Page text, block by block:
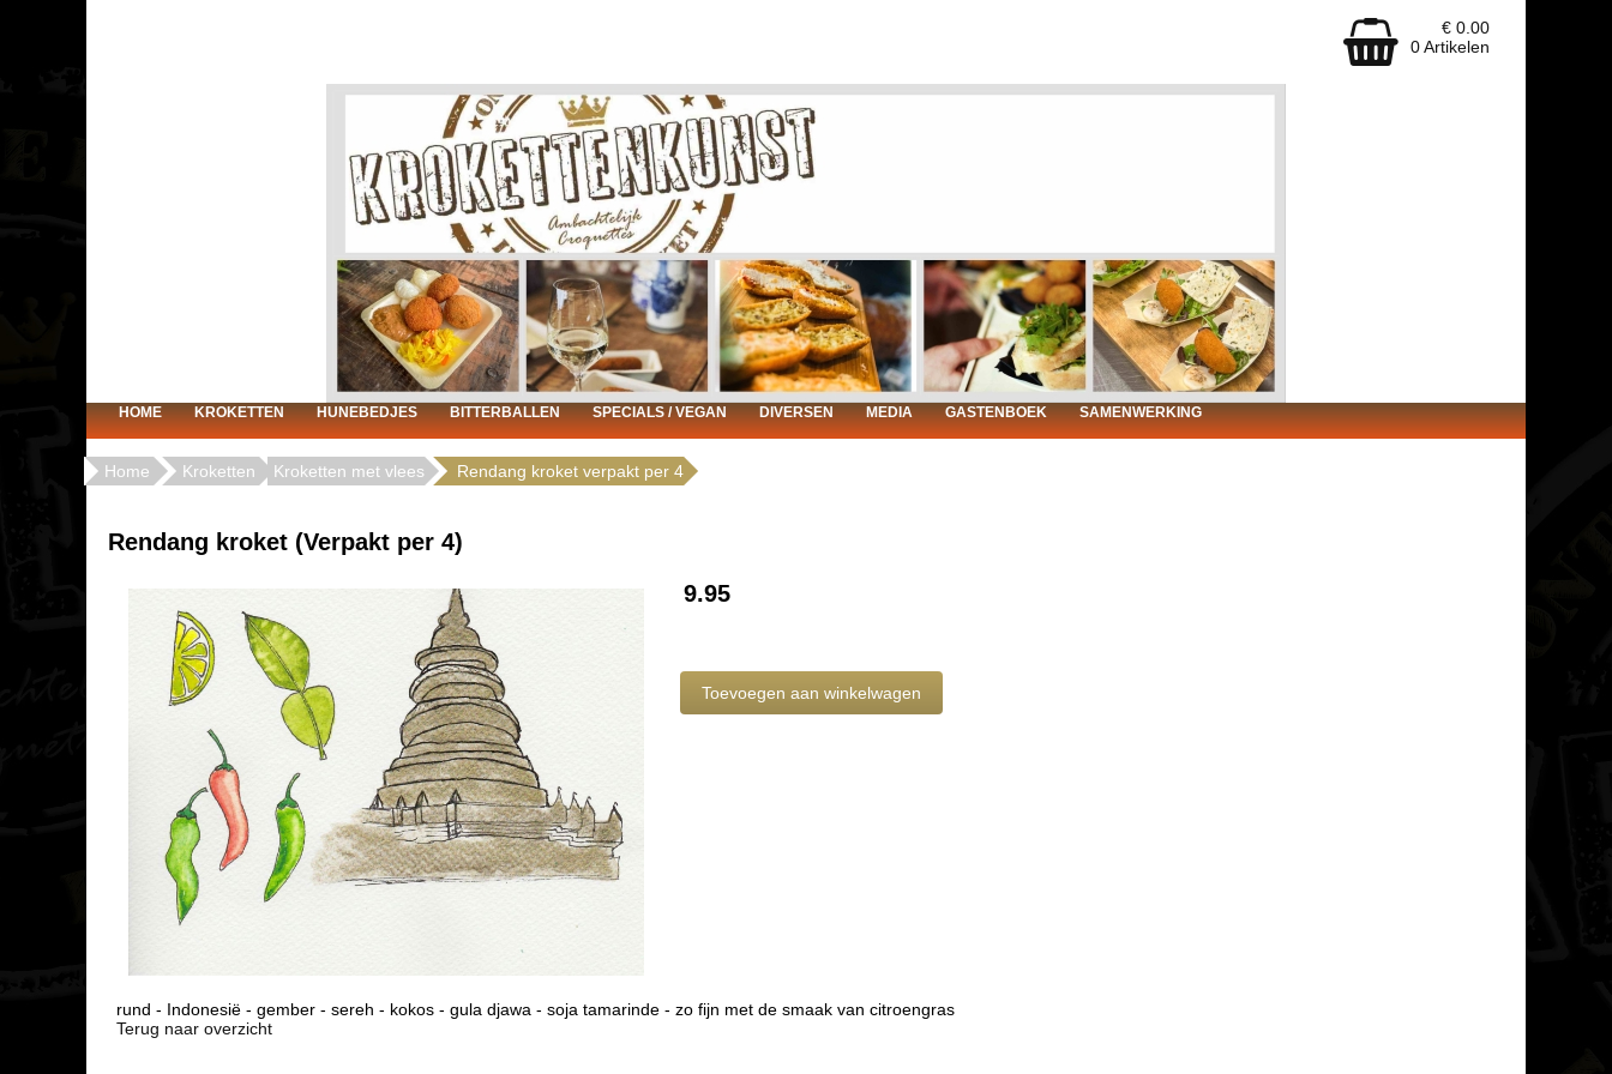
€ 0.00
0 Artikelen
HOME KROKETTEN HUNEBEDJES BITTERBALLEN SPECIALS / VEGAN DIVERSEN MEDIA GASTENBOEK SAMENWERKING
Home Kroketten Kroketten met vlees Rendang kroket verpakt per 4
Rendang kroket (Verpakt per 4)
9.95
rund - Indonesië - gember - sereh - kokos - gula djawa - soja tamarinde - zo fijn met de smaak van citroengras
Terug naar overzicht